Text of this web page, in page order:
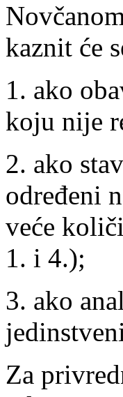
kaznit će
1. ako
koju nije
2. ako
određeni
veće
1. i 4.);
3. ako
Za